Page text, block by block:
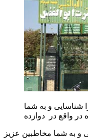
شناسایی و به شما
و به شما مخاطبین عزیز